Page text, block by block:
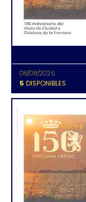
08/08/2026
5 DISPONIBLES